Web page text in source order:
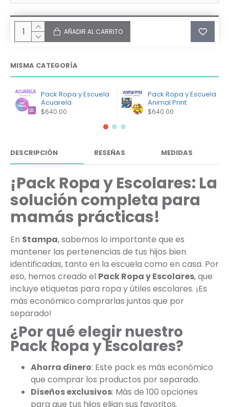
AÑADIR AL CARRITO
MISMA CATEGORÍA
Pack Ropa y Escuela
Acuarela
$640.00
Pack Ropa y Escuela
Animal Print
$640.00
DESCRIPCIÓN RESEÑAS MEDIDAS
¡Pack Ropa y Escolares: La
solución completa para
mamás prácticas!
En Stampa, sabemos lo importante que es
mantener las pertenencias de tus hijos bien
identificadas, tanto en la escuela como en casa. Por
eso, hemos creado el Pack Ropa y Escolares, que
incluye etiquetas para ropa y útiles escolares. ¡Es
más económico comprarlas juntas que por
separado!
¿Por qué elegir nuestro
Pack Ropa y Escolares?
Ahorra dinero: Este pack es más económico
que comprar los productos por separado.
Diseños exclusivos: Más de 100 opciones
para que tus hijos elijan sus favoritos.